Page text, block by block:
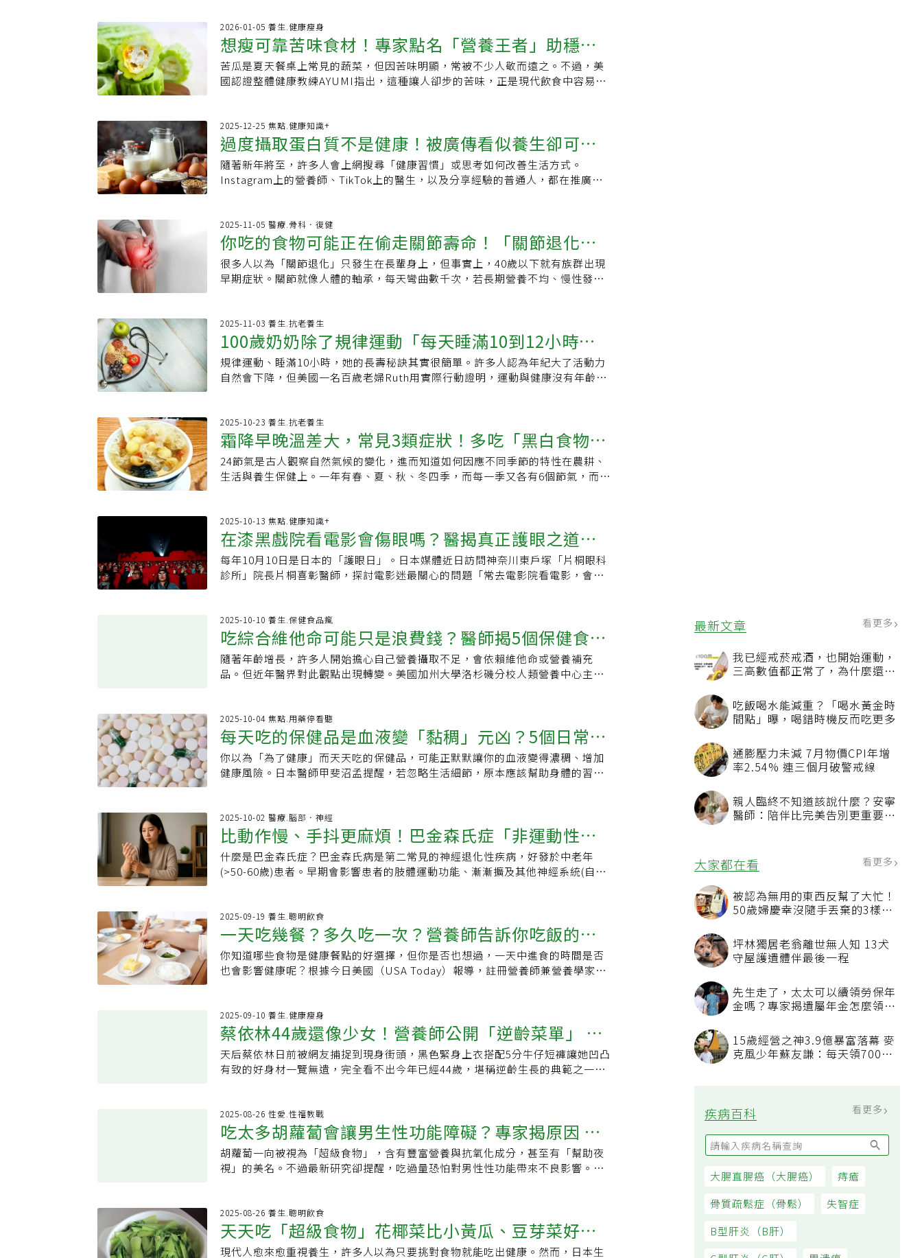
我已經戒菸戒酒，也開始運動，
三高數值都正常了，為什麼還不
能停藥？
吃飯喝水能減重？「喝水黃金時
間點」曝，喝錯時機反而吃更多
率2.54% 連三個月破警戒線
物和水果等複合碳水化合物作為來源，實際上有助於保持健康的體重，還能支持
腸道菌叢、調節壓力，以及幫助產生改善情緒的血清素與幫助睡眠的褪黑激素。
與其減少碳水化合物的攝入，不如注重碳水化合物的品質，將適量的複合碳水化
合物納入均衡飲食的一部分。迷思七：蛋白質比碳水化合物更重要蛋白質和碳水
化合物對身體能產生不同的助益，蛋白質有助於肌肉修復和增強飽足感，而碳水
心理支持，屬於免付費服務電話，建議民眾多加利用。
於從「吸收」與「生成」兩端雙管齊下。長期天天吃反而效果不明顯？有趣的
是，研究團隊也進行另一組為期6週的實驗。這組人每天僅以80克燕麥取代一餐，
其餘正常飲食。結果卻發現，膽固醇下降效果並不明顯。研究人員推測，比起長
期少量攝取，短期集中高劑量的「飲食重置法」，可能更能刺激身體代謝改變。
他們指出：「定期進行短期燕麥飲食，可能是一種耐受性高、簡單可行的保健策
這些人往往同時面臨糖尿病、心臟病與中風風險，更需要透過飲食控制血脂。專
家提醒：仍須均衡飲食，不宜長期極端限制不過，研究也強調，這種「兩天燕麥
飲食」屬於短期策略，並非長期只吃單一食物。營養師提醒，若長時間熱量過低
或營養過度單一，可能造成蛋白質不足、肌肉流失、血糖不穩、代謝下降。因此
雪模擬、雪橇推拉、負重行走等項目。除了以上訓練之外，她平常也喜歡騎自行
車，週末常常一次騎80到100公里。2.不需嚴格限制飲食飲食上她不嚴格節食，但
盡量以天然原型食材為主，平常吃各種水果和蔬菜、大量的瘦蛋白、全穀物等複
合碳水化合物、優質脂肪，最喜歡的食物包括雞蛋、鮭魚、雞肉、紅薯和糙米。
嚐想吃的點心並無不可。3.每天都要做伸展運動因為經常進行訓練，Debbie
Leahy相當重視伸展運動，無論是重訓還是有氧，每次訓練完她都會至少進行10
分鐘的拉伸，以改善關節的靈活性，並放鬆背部、肩部、腿部、胸部和手臂，伸
展運動不但能提高身體活動度，還能降低受傷風險。4.將逆境轉化為力量的心態
Debbie Leahy的健身之路並非一帆風順，她經歷過受傷、疾病和沮喪，但這些挑
能，在現有能力範圍內完成比賽」，選擇繼續前進，並坦然面對挫折，當然，還
有成功的榮耀。5.將健身融入日常生活人們常問她：「這麼多年以來妳是如何能
堅持規律運動？」她的回答很簡單：把健身看作一種生活方式。許多人將運動視
為暫時的目標、待辦事項或者清單上的一項任務，但Debbie Leahy更在意自己從
中不可或缺的一部份，在那裡她的身心都變得更健康強壯，71歲的她感覺自己才
剛剛起步，狀態非常好，對未來充滿信心。
差異從營養數據來看，兩者在熱量與營養比例上並不相同。根據美國農業部
（USDA）資料，每100公克的營養成分如下，煮熟的毛豆熱量約140大卡，其中
蛋白質11.5公克、脂肪7.6公克、碳水化合物8.6公克、膳食纖維5公克。而經過水
煮的豌豆熱量則約84大卡，其中蛋白質5公克、脂肪0.2公克、碳水化合物15.6公
克、膳食纖維5.5公克。乍看之下，豌豆熱量較低，但營養師提醒，影響減脂效果
必需的9種胺基酸，在植物性飲食中相當難得。這樣的營養特性，讓毛豆在以下幾
個方面表現突出，像是能夠提升飽足感，幫助穩定血糖，有助維持肌肉量與基礎
代謝。此外，毛豆也富含維生素K、葉酸，以及鎂、錳等礦物質，對心血管健康與
能量代謝同樣具有正面幫助。豌豆碳水較高 血糖管理族群要留意相較之下，豌
質與健康脂肪一同食用，可降低血糖波動幅度。減重期間怎麼選？若單看熱量，
豌豆確實較低；但從「飽足感」、「血糖穩定度」與「蛋白質密度」來看，營養
師普遍認為，以體重控制為目標時，毛豆的整體營養優勢較為明顯。毛豆蛋白質
高、醣質相對低，有助避免餐後血糖快速上升，也較能延長飽足時間。不過，營
養師也強調，豌豆並非禁忌食物，只要控制份量、適當搭配其他營養素，仍可納
素A、C與免疫相關營養素：豌豆同樣有優勢。在均衡飲食原則下，兩者都能成為
健康餐盤的一部分。
2026-01-05 養生.健康瘦身
想瘦可靠苦味食材！專家點名「營養王者」助穩血
糖、控食慾
苦瓜是夏天餐桌上常見的蔬菜，但因苦味明顯，常被不少人敬而遠之。不過，美
國認證整體健康教練AYUMI指出，這種讓人卻步的苦味，正是現代飲食中容易缺
類的味覺並非只是喜好問題，而是身體用來判斷營養與安全性的生理訊號。苦味
在演化上原本具有警示功能，但近年研究發現，人體不僅舌頭，連腸道中也存在
苦味受器。當這些受器被刺激時，會影響消化道荷爾蒙分泌，進而調節飽足感與
糖類代謝反應，有助於避免餐後血糖快速上升，也能降低進食過量的風險。苦瓜
的健康優勢一次看在眾多苦味食材中，苦瓜被視為「夏季營養王者」。其低糖、
人特別有利。幫助食慾控制、減少過食苦瓜每100公克約含2.6公克膳食纖維，能
延緩胃排空速度，減少餐與餐之間的飢餓感。專家指出，當飽足感維持時間拉
長，自然能降低零食攝取與暴食機率，是相對溫和、可長期執行的飲食調整方
式。促進腸道蠕動、改善便秘苦瓜同時含有水溶性與非水溶性纖維，可增加糞便
了代謝與腸道健康，苦瓜也富含維生素C等抗氧化營養素。這些成分有助於對抗自
由基、減少體內發炎反應，對於維持肌膚健康、延緩老化同樣具有加分效果。專
家提醒，水果與蔬菜仍是均衡飲食的重要一環，苦味食物不需一次吃很多，重點
在於「適量、持續」。對於想控制體重或穩定血糖的人來說，嘗試把苦瓜等苦味
蔬菜納入日常飲食，或許能成為不靠極端節食的健康新選擇。
2025-12-25 焦點.健康知識+
過度攝取蛋白質不是健康！被廣傳看似養生卻可能
傷身的14個「健康習慣」
隨著新年將至，許多人會上網搜尋「健康習慣」或思考如何改善生活方式。
Instagram上的營養師、TikTok上的醫生，以及分享經驗的普通人，都在推廣各
所謂健康習慣中，有不少實際上對身體無益，甚至可能有害。以下為各類醫生、
營養師、治療師與專家的分析，提醒讀者辨別真實健康與迷思，並提供更安全的
替代做法。1. 只在餓的時候才吃東西註冊營養師法塔（Nikki Fata）指出，情
緒、焦慮、藥物等都會影響飢餓感。只在餓時進食可能導致全天攝取不足，晚間
飲食不規律或營養不良。她建議每兩到三小時進食，保持規律餐點與點心，即使
Simmons）表示，過度運動會增加受傷風險，而休息對肌肉修復與生長至關重
要。健康運動應包括休息、社群支持與自我調適，運動應以感覺良好為動力，而
非罪惡感。她補充，休息日也有助於心理健康，避免運動焦慮和倦怠感。3. 用蜂
蜜治療花粉過敏過敏專家凱奧德（Stephanie Kayode）指出，蜂蜜含的重質花
能影響安全性，不建議自行實驗。4. 過度病理化自己創傷心理諮商師凱利
（Amelia Kelley）提醒，過度分析每個想法與情緒會讓人覺得自己有「問題」，
耗費心理能量。專注在自我同理、正念與放慢腳步，比不斷「修正自己」更有助
於身心健康。她補充，將焦點放在支持自己成長的行為上，有助於建立正面自我
認知。5. 所有富含高蛋白的食物都吃西蒙斯提醒，過度追求攝取蛋白質不等於健
依賴「排毒」或「重置代謝」的清腸計畫Medical Transformation Center醫師
佩奇（Carl Paige）表示，果汁或瀉藥清潔會升高血糖並耗盡營養，對肝臟與腸
道造成壓力。身體自身排毒系統運作持續且有效，保持健康日常習慣比跟風清腸
更重要。佩奇補充，長期依賴清腸可能干擾腸道菌群平衡，反而損害健康。7. 相
過多資源。她補充，接受自然老化與自身特質，有助於心理健康與自我肯定。8.
攝取纖維最大化法塔提醒，過量纖維會造成腹痛、脹氣與排便不規律。建議攝取
足夠纖維即可，不必追求「最多」，也不應形成規則或競賽心態。她補充，適量
水分與均衡飲食可減少纖維攝取帶來的腸胃不適。9. 瘋狂追蹤健身與健康Baptist
Health運動醫學醫師斯沃茨頓（Michael Swartzon）表示，過度使用科技追蹤
慣，而非完全依賴數據判斷健康。10. 依靠AI對話而非諮商師LifeStance Health
臨床社工索利特（Matthew Solit）提醒，AI可以輔助健康管理，但不能取代專
業諮商師。最有效做法是將AI作為輔助工具，結合專業心理諮商。索利特補充，
AI應用需謹慎，並以專業評估結果為依據，避免錯誤資訊帶來風險。11. 用益生菌
營養。她補充，天然食物中的益生元與益生菌含量穩定且多樣，更利於腸道健
康。12. 不使用防曬霜Alpha Tau Medical醫師登（Robert Den）指出，不塗防
曬會增加皮膚癌、早衰與紫外線傷害風險。應每日使用廣譜防曬，搭配防護衣物
及定期檢查。登補充，適度暴露陽光可合成維生素D，但仍需防護以避免傷害。
13. 同時吃多種保健品沃茨頓提醒，盲目跟隨社群媒體建議服用保健品可能有害，
賴「腸道重置」計畫登表示，所謂腸道重置缺乏科學依據，可能導致營養不良、
電解質失衡及腸道菌群紊亂。建議均衡飲食並諮詢專業營養師或腸胃科醫師。他
補充，透過均衡膳食與專業指導可達到相同甚至更安全的腸道健康效果。（本文
經《世界新聞網》授權刊登，原文刊載於此）
2025-11-05 醫療.骨科．復健
你吃的食物可能正在偷走關節壽命！「關節退化」5
大隱形陷阱 ，重鹹、高糖都是幫兇
很多人以為「關節退化」只發生在長輩身上，但事實上，40歲以下就有族群出現
早期症狀。關節就像人體的軸承，每天彎曲數千次，若長期營養不均、慢性發
化」5大隱形陷阱1.重鹹飲食：鈣質流失的幫兇攝取過多鹽分會讓鈣質隨尿液流
失，增加骨質疏鬆風險。當骨骼支撐力下降，關節更容易受傷。少用鹽與加工調
味品，多用天然辛香料提味。2.高糖飲食：讓關節加速老化甜點、含糖飲料會累
積「糖化終產物」，讓關節細胞提早老化。建議以水果或少量蜂蜜取代，減少對
關節的負擔。3.過量酒精：骨質密度的隱形威脅長期飲酒會干擾鈣質與維生素D吸
升發炎反應，也會讓體重快速上升。每多1公斤，膝蓋就要多承受4倍壓力。改選
鮭魚、鯖魚或堅果，補充健康脂肪。5.加工食品：發炎狀態的加速器香腸、火
腿、洋芋片、泡麵等，含有反式脂肪與人工添加物，會讓身體維持慢性發炎狀
態，加快軟骨磨損。建議以原型食物為主。關節退化不是突然發生，而是長年累
力留到未來。(本文出自「新竹東元綜合醫院骨科主治醫師張耀元」臉書粉絲專頁)
2025-11-03 養生.抗老養生
100歲奶奶除了規律運動「每天睡滿10到12小時」
也是長壽秘訣
規律運動、睡滿10小時，她的長壽秘訣其實很簡單。許多人認為年紀大了活動力
自然會下降，但美國一名百歲老婦Ruth用實際行動證明，運動與健康沒有年齡上
人各做各的運動。「我們都有自己的訓練計畫，」她笑說。她的例行運動包含：
臥式飛輪30分鐘（約3英里），休息5分鐘；再騎30分鐘，休息5分鐘；步行1.4英
里（約2.25公里），並持續挑戰更長距離。若天氣不佳或無法出門，Ruth也不會
讓自己停下。她在家中進行「室內步行訓練」：「我家從這頭走到那頭要170步，
我會走40趟，總共6,800步，大約3.2英里。」退休後，她曾每天步行4英里，直到
餐。』」充足睡眠與均衡飲食，讓身體維持最佳狀態除了運動，Ruth的生活作息
也十分規律。她每天晚上9點半上床睡覺，平均睡眠10至12小時。睡前的放鬆儀
式是看運動節目：「我喜歡棒球、籃球和網球，看個一兩個小時就能讓自己放鬆
入眠。」飲食方面，她以多蔬果、少加工為原則。早餐通常是吐司、葡萄、藍
（National Institute on Aging）建議，長者若身體狀況允許，每週仍可進行中
等強度有氧運動約150分鐘，像是快走、騎腳踏車、游泳等，同時搭配肌力與平衡
訓練，有助於延緩肌肉流失、改善關節活動度。Ruth的故事提醒我們，長壽並非
偶然，而是從每天的小習慣累積而成。適度運動、規律作息與均衡飲食，就是最
實際、也最有效的抗老秘訣。
2025-10-23 養生.抗老養生
霜降早晚溫差大，常見3類症狀！多吃「黑白食物」
潤肺補腎
24節氣是古人觀察自然氣候的變化，進而知道如何因應不同季節的特性在農耕、
生活與養生保健上。一年有春、夏、秋、冬四季，而每一季又各有6個節氣，而秋
結了秋天與冬天的特性，早晚溫差開始變大，天氣也比較乾燥，許多呼吸道、心
血管與皮膚疾病也開始蠢蠢欲動。霜降常見症狀．呼吸道問題：咳嗽、氣喘、過
敏性鼻炎．心血管疾病：高血壓、中風、心絞痛．皮膚疾病：皮膚乾癢脫屑、濕
疹、蕁麻疹近期在門診中遇到許多乾咳與皮膚癢的民眾，之前狀況穩定，老毛病
卻在季節交替之際又來打招呼。這是因為秋天的降雨量減少，氣候乾燥，在中醫
變化大，血管彈性較不好的長輩與三高患者更是要注意頭部、頸部、背與雙腳的
保暖，隨身攜帶一件薄外套，避免受涼以及讓血管突然強力收縮造成血壓瞬間大
幅度的上升或增加中風等心血管疾病的風險。飲食上也要避免太生冷的蔬果與冰
品，即使是稍有涼意的季節，更不能忘記水份的攝取，少量多次的補充水分，不
相對應的病症，不論是中藥、針灸都能順應節氣來幫助身體恢復健康、預防疾
病。秋季在中醫五行中代表的顏色是白色，主要對應的臟腑是肺，所以在乾燥又
有涼意的霜降節氣中，我們可以多吃一些白色的食物來滋陰潤肺、柔潤防燥。例
如：百合、銀耳、蓮子、山藥、水梨也因為霜降是秋季最後一個節氣，即將迎來
冬天，冬季代表顏色是黑色，主要對應臟腑是腎，也可以在霜降期間補充一些黑
衡飲食為重。潤肺補腎的黑白養生茶材料：黑豆 15g（補腎益精、養血）百合
10g（養陰潤肺、安神）銀耳 6g （滋陰潤肺、生津）做法：黑豆洗淨後，乾鍋小
火炒至微裂、香氣溢出。銀耳泡發，撕成小片。將黑豆、百合、銀耳一同放入電
鍋內鍋，加水 600ml。外鍋加 1杯水，按下開關，跳起後再悶 10 分鐘。可加少許
分，每一等分都代表了當時的氣候與農事。即使不一定符合現在的天氣與工作型
態，節氣的提醒也是讓我們注意自己身體的變化，適時調整我們的飲食、運動，
讓身體保持健康，每一天就都會是黃道吉日！
2025-10-13 焦點.健康知識+
在漆黑戲院看電影會傷眼嗎？醫揭真正護眼之道：
沒有食物能恢復視力
每年10月10日是日本的「護眼日」。日本媒體近日訪問神奈川東戶塚「片桐眼科
診所」院長片桐喜彰醫師，探討電影迷最關心的問題「常去電影院看電影，會不
釋，人眼在看近物時需要水晶體調節焦距，長時間盯著近距離螢幕，會讓控制焦
距的肌肉過度緊繃，久而久之可能導致近視加深。然而，在電影院裡，由於觀眾
與螢幕間的距離足夠，焦距調節的負擔相對較小；再加上投影光線經過反射，亮
度遠低於直視螢幕或太陽光，因此「在電影院看電影並不會對眼睛造成實質傷
害」。真正的元凶是「近距離螢幕」相較之下，片桐醫師提醒，電視、電腦或手
持30公分以上距離，電視則應與畫面高度的1.5至3倍距離為宜，並記得「開燈觀
看」以減少瞳孔放大帶來的光線刺激。護眼迷思多，飲食均衡才是根本此外，許
多人以為「看綠色能護眼」或「吃藍莓能改善視力」，片桐醫師也一一釐清。綠
色雖無直接修復視力的效果，但能讓眼睛的對焦肌肉放鬆、心情穩定；至於藍莓
顯示太陽光中的紫外線有助於抑制近視發展，因此兒童應多接觸戶外自然光。
「而大人則要定期做視力檢查，確保眼鏡或隱形眼鏡的度數與生活習慣相符，才
能真正減少眼睛負擔。」片桐醫師也笑說，雖然沒有「對眼睛好的電影」，但
「電影能療癒心靈，這對健康也很重要」。
2025-10-10 養生.保健食品瘋
吃綜合維他命可能只是浪費錢？醫師揭5個保健食品
須知
隨著年齡增長，許多人開始擔心自己營養攝取不足，會依賴維他命或營養補充
品。但近年醫界對此觀點出現轉變。美國加州大學洛杉磯分校人類營養中心主任
示缺乏某種維生素，也不代表吃補充劑就能解決。「均衡飲食仍是預防營養不足
的最好方式。」李醫師強調，過度補充反而可能造成副作用。科羅拉多大學老年
醫學助理教授希爾德瑞斯（Kerry Hildreth）也補充：「如果你身體健康、飲食
均衡，其實不需要再額外補充。」但仍有幾種情況例外，以下是專家整理的五大
重點。1. 更年期後女性應注意「鈣＋維生素D」進入更年期後，女性荷爾蒙變化
醫師提醒：「骨密度其實與肌肉強度密切相關。若肌肉無力，再多鈣也沒用。」
建議同時規律運動、強化肌力，才能讓骨骼真正保持健康。2. 蛋白質是中老年人
最容易忽略的營養年紀越大，食慾下降、活動量減少，肌肉流失（肌少症）風險
升高。專家指出，50歲以上成人若蛋白質攝取不足，容易導致疲倦、肌力下降。
以為營養補充品「無害」，但事實並非如此。希爾德瑞斯醫師指出：「補充劑之
間或與處方藥物之間可能產生交互作用，甚至造成肝腎損傷、心臟問題或掉
髮。」她提醒，像綠茶萃取物等看似天然的成分，也可能在高劑量下傷身。服用
任何補充品前，務必先諮詢醫師。4. 綜合維他命可能只是浪費錢若飲食極度不均
衡，綜合維他命或許有幫助。但李昭萍醫師表示：「對大多數飲食正常的人來
5. 最重要的建議：與醫師討論你的「個人需求」兩位專家都強調，維生素與營養
需求因人而異，取決於飲食內容、家族史、生活習慣與服藥狀況。最好的方式是
與醫師討論，依建議補充。同時要注意，市售補充品常標榜「多配方」，混合額
外成分或草本萃取，但這些額外成分可能反而帶來風險。李醫師提醒：「挑選單
眠，才是延緩老化、穩定健康的真正關鍵。
2025-10-04 焦點.用藥停看聽
每天吃的保健品是血液變「黏稠」元凶？5個日常
NG習慣要小心
你以為「為了健康」而天天吃的保健品，可能正默默讓你的血液變得濃稠、增加
健康風險。日本醫師甲斐沼孟提醒，若忽略生活細節，原本應該幫助身體的習
白粉等一起服用。問題在於，保健品本質上是「輔助」，卻常讓人掉入「有吃就
安心」的陷阱。例如，「我有吃綜合維他命，所以不用特別吃蔬菜」、「有吃魚
油，就不用吃魚」，這些都是典型的誤解。事實上，過度依賴補充品，不僅無法
全面補足營養，還可能導致身體負擔。部分礦物質如鐵、鈣，若攝取過量，會對
血管造成傷害，讓血液變得更黏稠。讓血液變「黏稠」的5大NG習慣1.隨意補充
多種「抗凝血」類補充品（如維他命E、EPA、DHA）同時服用，甚至會增加出血
風險。特別是正在服用抗血小板或抗凝血藥物的人，更需要醫師、藥師評估後再
使用。2.水分不足血液大約有一半成分來自水分，若身體缺水，血液自然會變得
濃稠。即使有在補充營養素，也無法順利發揮作用。醫師建議，每天要注意規律
缺乏天然營養素和纖維質。尤其纖維能穩定血糖、膽固醇，幫助維持血液暢通，
是保健品無法取代的。若日常飲食以速食、加工品為主，則會加速動脈硬化，讓
血液更黏稠。4.運動不足久坐、缺乏活動會讓血液滯留在下肢，增加血栓風險。
肌肉本身是幫助血液回流的重要「幫浦」，特別是下半身肌群。建議久坐族至少
每小時起身活動一次，伸展或做踮腳尖運動，就能有效促進循環。5.長期壓力壓
運動，來讓身體回到平衡狀態。醫師提醒：保健品只是「輔助」保健品能幫助維
持健康，但絕非萬靈丹。想要血液保持暢通，重點仍在於均衡飲食、適度運動、
規律作息和充足水分。最重要的是，不要單靠「吃補充品」就覺得萬事無憂。若
有慢性病史或正在服藥，更應在醫師或藥師指導下正確使用。「小小的生活習慣
2025-10-02 醫療.腦部．神經
比動作慢、手抖更麻煩！巴金森氏症「非運動性症
狀」3特性，更影響生活品質
什麼是巴金森氏症？巴金森氏病是第二常見的神經退化性疾病，好發於中老年
(>50-60歲)患者。早期會影響患者的肢體運動功能、漸漸擴及其他神經系統(自主
文，報告一群類似病人臨床症狀，如靜態性顫抖、行動緩慢、四肢僵硬、小碎步
走路，以後學界便將此病命名為巴金森氏病(Parkinson´sDisease)。巴金森氏病
典型「運動症狀」因腦部基底核及黑質神經系統退化，無法製造足夠的多巴胺(小
於80%)而產生的運動障礙疾病。如面無表情、肌肉僵直、肢體顫抖、肢體動作之
機能減退、起始動作執行困難、行動緩慢等。「非運動性症狀」比運動症狀更早
早出現，也更影響病人的生活品質。了解這些症狀，能幫助病人及家屬更早察
覺、正確就醫，並積極改善生活。「非運動性症狀」3特性．非運動症狀可能在運
動症狀出現前就發生．影響生活品質的程度，常常比手抖或其他動作障礙更嚴
重．早期發現、積極治療與照顧，可以明顯改善生活品質常見的非運動症狀睡眠
題不只讓人疲倦，也會增加白天跌倒或意外的風險，需要特別注意。自律神經功
能異常．便秘：因腸胃蠕動變慢，是最常見的困擾之一．排尿異常：頻尿、急
尿、夜尿多．出汗異常：流汗太多或太少．姿勢性低血壓：站起來時容易頭暈、
眼前發黑的狀況這些症狀常常被忽略，但卻會嚴重影響日常生活，需要與醫師討
論改善方法。情緒與精神症狀．憂鬱、焦慮：常比動作不便更讓人難受．認知功
出現賭博、過度購物、暴飲暴食等衝動行為這些症狀若能及早發現、與醫師討
論，通常可以透過調整藥物或輔助治療改善。感覺異常．嗅覺減退：常常在運動
症狀出現前的好幾年就已經發生．疼痛、麻木、燒灼感：有時也會合併不寧腿症
2025-09-19 養生.聰明飲食
一天吃幾餐？多久吃一次？營養師告訴你吃飯的
「黃金時刻」
你知道哪些食物是健康餐點的好選擇，但你是否也想過，一天中進食的時間是否
也會影響健康呢？根據今日美國（USA Today）報導，註冊營養師兼營養學家、
雜。」以下是營養專家希望你了解的關於用餐與零食時間安排的重要資訊：我們
應該多久吃一次？多數人對於飲食作息已相當熟悉：早餐、午餐、晚餐，再搭配
幾次零食。然而，每個人的生活作息不同，因此無需每天嚴格遵守固定用餐時
間。研究指出，白天較早時段攝取較多食物，並且晚餐最好在睡前至少2～3小時
完成，這對健康有益。專家強調，吃完馬上躺下會增加消化系統的負擔。摩爾
酸性或高脂肪的食物，會加劇症狀。」間歇性斷食越來越受歡迎近年來，「間歇
性斷食」成為熱門飲食方式，它透過限制進食時間來調節飲食。根據約翰霍普金
斯醫學院的說法，這種方式可包括每天8小時的進食窗口（如上午11點至晚上7
點），或每週兩天只吃一餐的極端做法。目前尚缺乏足夠證據證明此飲食方式對
霍普金斯醫學院建議以下族群不宜嘗試斷食：．18歲以下．懷孕或哺乳中．第1型
糖尿病患者．有飲食障礙的人註冊營養師傑米．納多（Jamie Nadeau）向今日
美國報表示，「對某些人而言，間歇性斷食有助於控制總熱量攝取，因為進食時
2025-09-10 養生.健康瘦身
蔡依林44歲還像少女！營養師公開「逆齡菜單」 遠
離亂吃、暴食慾望
天后蔡依林日前被網友捕捉到現身街頭，黑色緊身上衣搭配5分牛仔短褲讓她凹凸
有致的好身材一覽無遺，完全看不出今年已經44歲，堪稱逆齡生長的典範之一，
過去蔡依林訪談中的三招控糖密技： 1、少吃糖、少油、少吃會讓身體發炎的食
物2、愛喝水，每天至少喝2800ml的水3、飲食清淡但均衡攝取蛋白質、蔬菜、澱
粉 徐子雅表示，蔡依林的飲食有一大原則，就是少吃會讓身體發炎的食物，尤其
糖百害無一利，吃過多糖不只容易顯得皮膚衰老，也會加速細胞老化，是造成身
體發炎反應的兇手 想要逆齡生長 吃對好油是關鍵 而在「少吃油」方面，徐子雅
好油」能幫助身體抗發炎，延緩老化。建議平時可適量攝取富含omega-3的魚
油、苦茶油、或橄欖油，促進身體代謝、改善皮膚粗糙、減少自由基。只要三餐
吃對食物、吃對份量，就不容易出現「大腦總是叫你吃」的現象，如果真的想來
2025-08-26 性愛.性福教戰
吃太多胡蘿蔔會讓男生性功能障礙？專家揭原因 這
些蔬果也要小心
胡蘿蔔一向被視為「超級食物」，含有豐富營養與抗氧化成分，甚至有「幫助夜
視」的美名。不過最新研究卻提醒，吃過量恐怕對男性性功能帶來不良影響。竟
保護細胞的抗氧化作用，但若攝取過多，可能與勃起功能障礙（ED）有關。研究
分析了男性參與者的基因資料，發現攝取高量類胡蘿蔔素者，罹患ED的風險高出
近六成。專家推測，過量類胡蘿蔔素可能損傷血管內皮細胞，而這些細胞在性興
2025-08-26 養生.聰明飲食
天天吃「超級食物」花椰菜比小黃瓜、豆芽菜好
現代人愈來愈重視養生，許多人以為只要挑對食物就能吃出健康。然而，日本生